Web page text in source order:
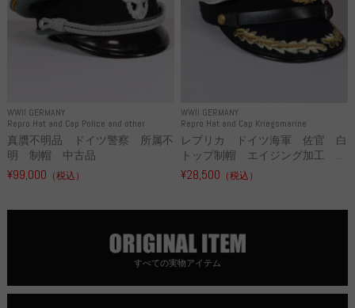
WWII GERMANY
Repro Hat and Cap Police and other
真贋不明品 ドイツ警察 所属不
明 制帽 中古品
¥99,000 （税込）
WWII GERMANY
Repro Hat and Cap Kriegsmarine
レプリカ ドイツ海軍 佐官 白
トップ制帽 エイジング加工 ...
¥28,500 （税込）
すべての実物アイテム